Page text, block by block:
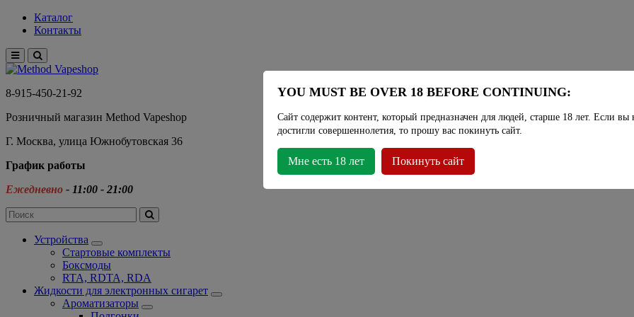
Каталог
Контакты
8-915-450-21-92
Розничный магазин Method Vapeshop
Г. Москва, улица Южнобутовская 36
График работы
Ежедневно - 11:00 - 21:00
Устройства
Стартовые комплекты
Боксмоды
RTA, RDTA, RDA
Жидкости для электронных сигарет
Ароматизаторы
YOU MUST BE OVER 18 BEFORE CONTINUING:
Сайт содержит контент, который предназначен для людей, старше 18 лет. Если вы
достигли совершеннолетия, то прошу вас покинуть сайт.
Мне есть 18 лет Покинуть сайт